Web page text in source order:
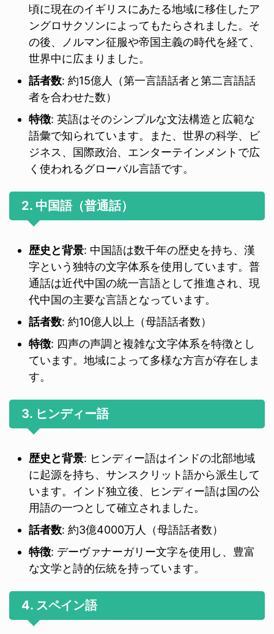
頃に現在のイギリスにあたる地域に移住したア
ングロサクソンによってもたらされました。そ
の後、ノルマン征服や帝国主義の時代を経て、
世界中に広まりました。
話者数: 約15億人（第一言語話者と第二言語話
者を合わせた数）
特徴: 英語はそのシンプルな文法構造と広範な
語彙で知られています。また、世界の科学、ビ
ジネス、国際政治、エンターテインメントで広
く使われるグローバル言語です。
2. 中国語（普通話）
歴史と背景: 中国語は数千年の歴史を持ち、漢
字という独特の文字体系を使用しています。普
通話は近代中国の統一言語として推進され、現
代中国の主要な言語となっています。
話者数: 約10億人以上（母語話者数）
特徴: 四声の声調と複雑な文字体系を特徴とし
ています。地域によって多様な方言が存在しま
す。
3. ヒンディー語
歴史と背景: ヒンディー語はインドの北部地域
に起源を持ち、サンスクリット語から派生して
います。インド独立後、ヒンディー語は国の公
用語の一つとして確立されました。
話者数: 約3億4000万人（母語話者数）
特徴: デーヴァナーガリー文字を使用し、豊富
な文学と詩的伝統を持っています。
4. スペイン語